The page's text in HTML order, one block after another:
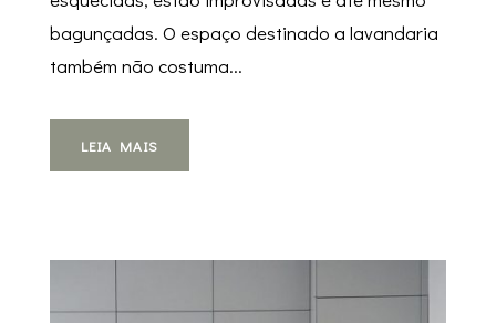
bagunçadas. O espaço destinado a lavandaria
também não costuma...
LEIA MAIS